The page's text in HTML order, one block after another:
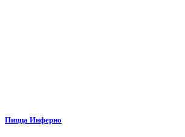
Пицца Инферно